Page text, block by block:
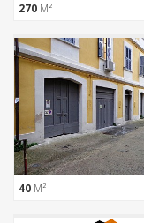
270 M²
40 M²